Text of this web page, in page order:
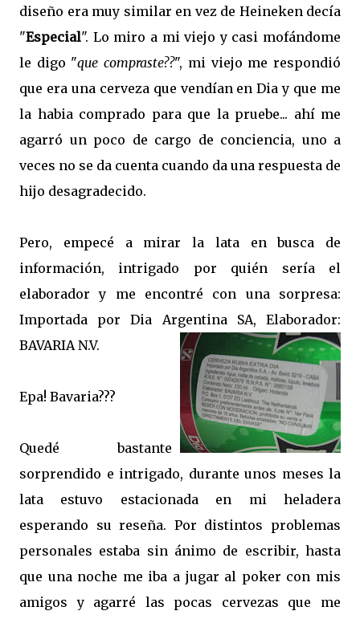
diseño era muy similar en vez de Heineken decía
"Especial". Lo miro a mi viejo y casi mofándome
le digo "que compraste??", mi viejo me respondió
que era una cerveza que vendían en Dia y que me
la habia comprado para que la pruebe... ahí me
agarró un poco de cargo de conciencia, uno a
veces no se da cuenta cuando da una respuesta de
hijo desagradecido.
Pero, empecé a mirar la lata en busca de
información, intrigado por quién sería el
elaborador y me encontré con una sorpresa:
Importada por Dia Argentina SA, Elaborador:
BAVARIA N.V.
Epa! Bavaria???
Quedé bastante
sorprendido e intrigado, durante unos meses la
lata estuvo estacionada en mi heladera
esperando su reseña. Por distintos problemas
personales estaba sin ánimo de escribir, hasta
que una noche me iba a jugar al poker con mis
amigos y agarré las pocas cervezas que me